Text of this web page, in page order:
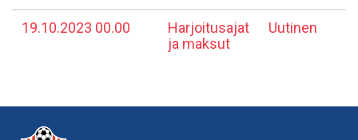
19.10.2023 00.00
Harjoitusajat
ja maksut
Uutinen